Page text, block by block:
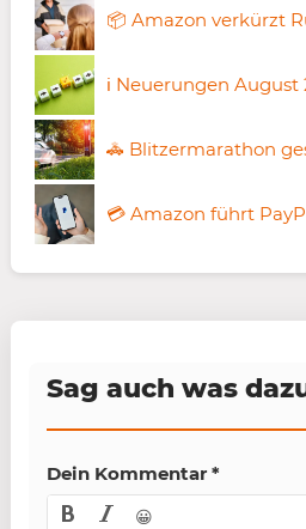
Sag auch was
Dein Kommentar *
😀